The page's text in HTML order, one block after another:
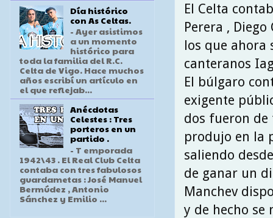
El Celta
Perera , Diego
los que ahora
canteranos
El búlgaro
exigente
dos fueron de
produjo en la
saliendo
de ganar un
Manchev
y de hecho
Día histórico
con As Celtas.
- Ayer asistimos
a un momento
histórico para
toda la familia del R.C.
Celta de Vigo. Hace muchos
años escribí un artículo en
el que reflejab...
Anécdotas
Celestes : Tres
porteros en un
partido .
- T emporada
1942\43 . El Real Club Celta
contaba con tres fabulosos
guardametas : José Manuel
Bermúdez , Antonio
Sánchez y Emilio ...